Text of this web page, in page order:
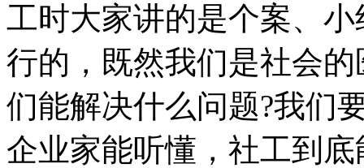
工时大家讲的是个案、
行的，既然我们是社会
们能解决什么问题?我们
企业家能听懂，社工到